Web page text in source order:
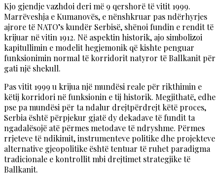
Kjo gjendje vazhdoi deri më 9 qershorë të vitit 1999.
Marrëveshja e Kumanovës, e nënshkruar pas ndërhyrjes
ajrore të NATO’s kundër Serbisë, shënoi fundin e rendit të
krijuar në vitin 1912. Në aspektin historik, ajo simbolizoi
kapitullimin e modelit hegjemonik që kishte penguar
funksionimin normal të korridorit natyror të Ballkanit për
gati një shekull.
Pas vitit 1999 u krijua një mundësi reale për rikthimin e
këtij korridori në funksionin e tij historik. Megjithatë, edhe
pse pa mundësi për ta ndalur drejtpërdrejt këtë proces,
Serbia është përpjekur gjatë dy dekadave të fundit ta
ngadalësojë atë përmes metodave të ndryshme. Përmes
rrjeteve të ndikimit, instrumenteve politike dhe projekteve
alternative gjeopolitike është tentuar të ruhet paradigma
tradicionale e kontrollit mbi drejtimet strategjike të
Ballkanit.